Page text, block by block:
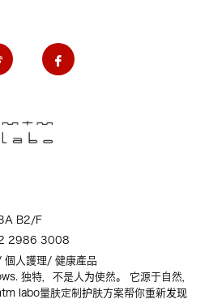
B2/F
2986 3008
個人護理/ 健康產品
独特，不是人为使然。 它源于自然，
labo量肤定制护肤方案帮你重新发现